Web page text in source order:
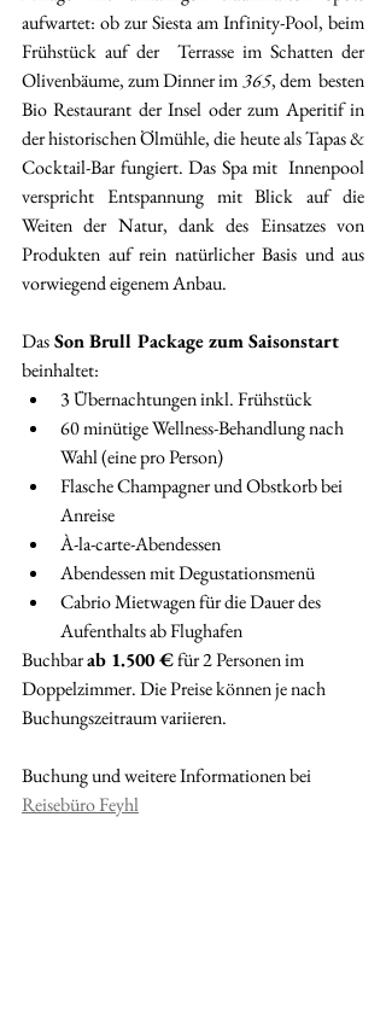
aufwartet: ob zur Siesta am Infinity-Pool, beim
Frühstück auf der  Terrasse im Schatten der
Olivenbäume, zum Dinner im 365, dem  besten
Bio Restaurant der Insel oder zum Aperitif in
der historischen Ölmühle, die heute als Tapas &
Cocktail-Bar fungiert. Das Spa mit  Innenpool
verspricht Entspannung mit Blick auf die
Weiten der Natur, dank des Einsatzes von
Produkten auf rein natürlicher Basis und aus
vorwiegend eigenem Anbau.
Das Son Brull Package zum Saisonstart
beinhaltet:
3 Übernachtungen inkl. Frühstück
60 minütige Wellness-Behandlung nach
Wahl (eine pro Person)
Flasche Champagner und Obstkorb bei
Anreise
À-la-carte-Abendessen
Abendessen mit Degustationsmenü
Cabrio Mietwagen für die Dauer des
Aufenthalts ab Flughafen
Buchbar ab 1.500 € für 2 Personen im
Doppelzimmer. Die Preise können je nach
Buchungszeitraum variieren.
Buchung und weitere Informationen bei
Reisebüro Feyhl